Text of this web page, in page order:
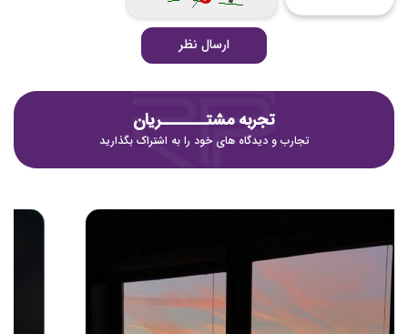
ارسال نظر
تجربه مشتـــــــریان
تجارب و دیدگاه های خود را به اشتراک بگذارید